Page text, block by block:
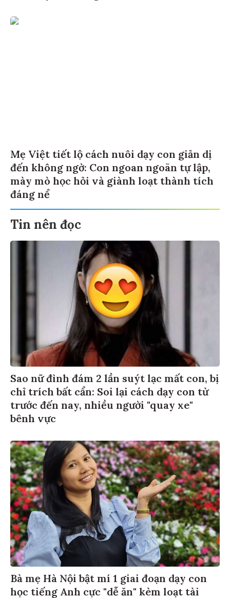
Mẹ Việt tiết lộ cách nuôi dạy con giản dị
đến không ngờ: Con ngoan ngoãn tự lập,
mày mò học hỏi và giành loạt thành tích
đáng nể
Tin nên đọc
Sao nữ đình đám 2 lần suýt lạc mất con, bị
chỉ trích bất cẩn: Soi lại cách dạy con từ
trước đến nay, nhiều người "quay xe"
bênh vực
Bà mẹ Hà Nội bật mí 1 giai đoạn dạy con
học tiếng Anh cực "dễ ăn" kèm loạt tài